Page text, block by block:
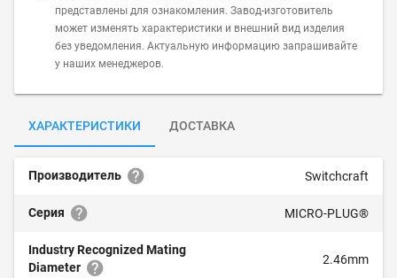
представлены для ознакомления. Завод-изготовитель
может изменять характеристики и внешний вид изделия
без уведомления. Актуальную информацию запрашивайте
у наших менеджеров.
ХАРАКТЕРИСТИКИ ДОСТАВКА
Производитель Switchcraft
Серия MICRO-PLUG®
Industry Recognized Mating
Diameter
2.46mm